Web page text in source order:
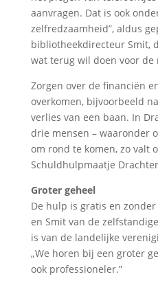
aanvragen. Dat is ook
zelfredzaamheid”, aldus
bibliotheekdirecteur Smit,
wat terug wil doen voor de
Zorgen over de financiën
overkomen, bijvoorbeeld
verlies van een baan. In
drie mensen – waaronder
om rond te komen, zo valt
Schuldhulpmaatje
Groter geheel
De hulp is gratis en
en Smit van de
is van de landelijke
„We horen bij een groter
ook professioneler.”